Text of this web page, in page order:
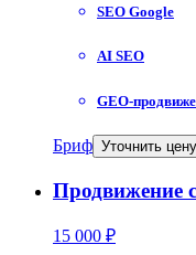
SEO Google
AI SEO
GEO-
Бриф Уточнить цену
Продвижение
15 000 ₽